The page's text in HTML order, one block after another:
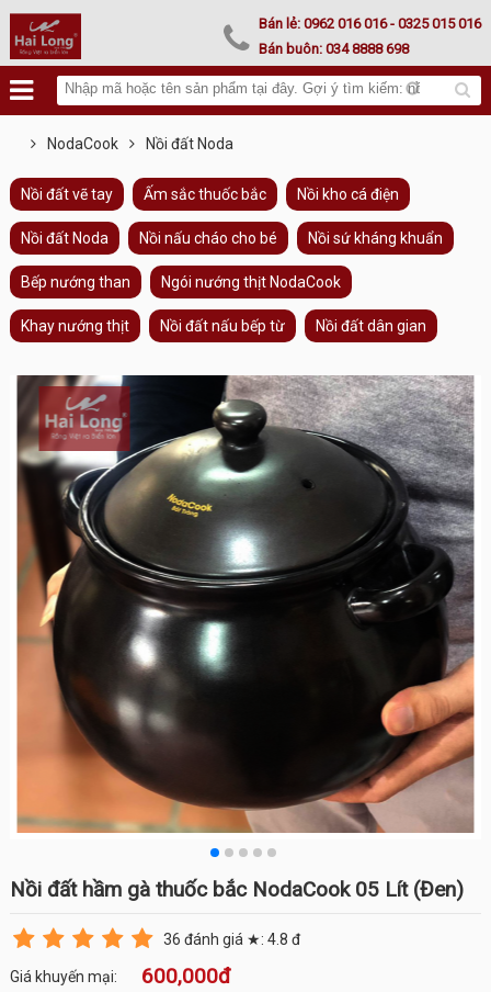
Lư hoá vàng Bán lẻ:0962 016 016 - 0325 015 016
Bán buôn:034 8888 698
NodaCook Nồi đất Noda
Nồi đất vẽ tay Ấm sắc thuốc bắc Nồi kho cá điện
Nồi đất Noda Nồi nấu cháo cho bé Nồi sứ kháng khuẩn
Bếp nướng than Ngói nướng thịt NodaCook
Khay nướng thịt Nồi đất nấu bếp từ Nồi đất dân gian
Nồi đất hầm gà thuốc bắc NodaCook 05 Lít (Đen)
36 đánh giá ★: 4.8 đ
Giá khuyến mại: 600,000đ